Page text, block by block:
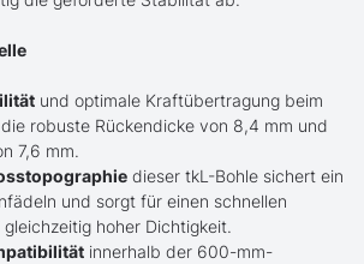
und optimale Kraftübertragung beim
robuste Rückendicke von 8,4 mm und
7,6 mm.
dieser tkL-Bohle sichert ein
und sorgt für einen schnellen
hoher Dichtigkeit.
innerhalb der 600-mm-